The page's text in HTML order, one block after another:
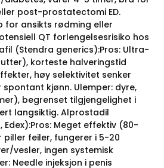
post-prostatectomi ED.
for ansikts rødming eller
QT forlengelsesrisiko hos
(Stendra generics):Pros: Ultra-
korteste halveringstid
høy selektivitet senker
kjønn. Ulemper: dyre,
begrenset tilgjengelighet i
langsiktig. Alprostadil
Edex):Pros: Meget effektiv (80-
piller feiler, fungerer i 5-20
vesler, ingen systemisk
Needle injeksjon i penis